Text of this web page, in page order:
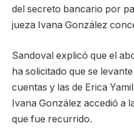
del secreto bancario por
jueza Ivana González
Sandoval explicó que el
ha solicitado que se
cuentas y las de Erica
Ivana González accedió a
que fue recurrido.